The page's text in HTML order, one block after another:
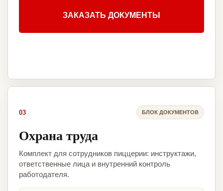
ЗАКАЗАТЬ ДОКУМЕНТЫ
03 БЛОК ДОКУМЕНТОВ
Охрана труда
Комплект для сотрудников пиццерии: инструктажи,
ответственные лица и внутренний контроль
работодателя.